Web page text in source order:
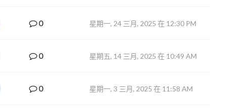
0 星期一, 24 三月, 2025 在 12:30 PM
0 星期五, 14 三月, 2025 在 10:49 AM
0 星期一, 3 三月, 2025 在 11:58 AM